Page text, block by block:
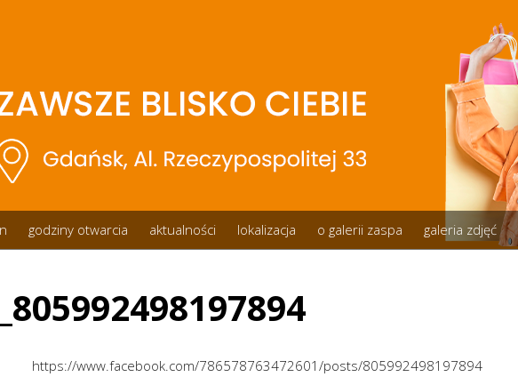
godziny otwarcia aktualności lokalizacja o galerii zaspa galeria zdjęć
https://www.facebook.com/786578763472601/posts/805992498197894